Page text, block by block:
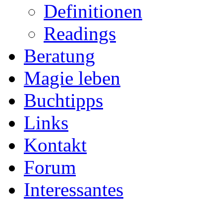
Definitionen
Readings
Beratung
Magie leben
Buchtipps
Links
Kontakt
Forum
Interessantes